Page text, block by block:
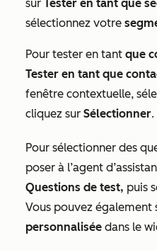
sur Tester en tant que
sélectionnez votre
Pour tester en tant que
Tester en tant que
fenêtre contextuelle,
cliquez sur Sélectionner.
Pour sélectionner des
poser à l’agent
Questions de test, puis
Vous pouvez également
personnalisée dans le